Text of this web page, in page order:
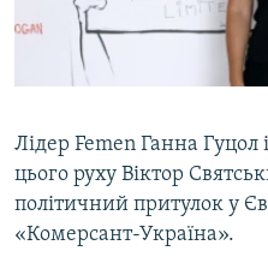
ВІДЕОУРОКИ «ELIFBE»
СВІДЧЕННЯ ОКУПАЦІЇ
ІНФОГРАФІКА
Русский
Qırımtatar
ДОЛУЧАЙСЯ!
Лідер Femen Ганна Гуцол
цього руху Віктор
політичний притулок у
«Комерсант-Україна».